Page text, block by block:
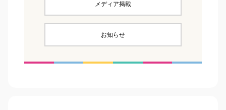
メディア掲載
お知らせ